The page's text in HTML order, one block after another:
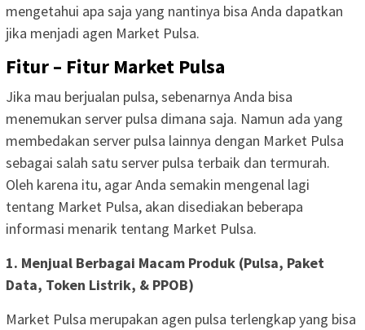
mengetahui apa saja yang nantinya bisa Anda dapatkan
jika menjadi agen Market Pulsa.
Fitur – Fitur Market Pulsa
Jika mau berjualan pulsa, sebenarnya Anda bisa
menemukan server pulsa dimana saja. Namun ada yang
membedakan server pulsa lainnya dengan Market Pulsa
sebagai salah satu server pulsa terbaik dan termurah.
Oleh karena itu, agar Anda semakin mengenal lagi
tentang Market Pulsa, akan disediakan beberapa
informasi menarik tentang Market Pulsa.
1. Menjual Berbagai Macam Produk (Pulsa, Paket
Data, Token Listrik, & PPOB)
Market Pulsa merupakan agen pulsa terlengkap yang bisa